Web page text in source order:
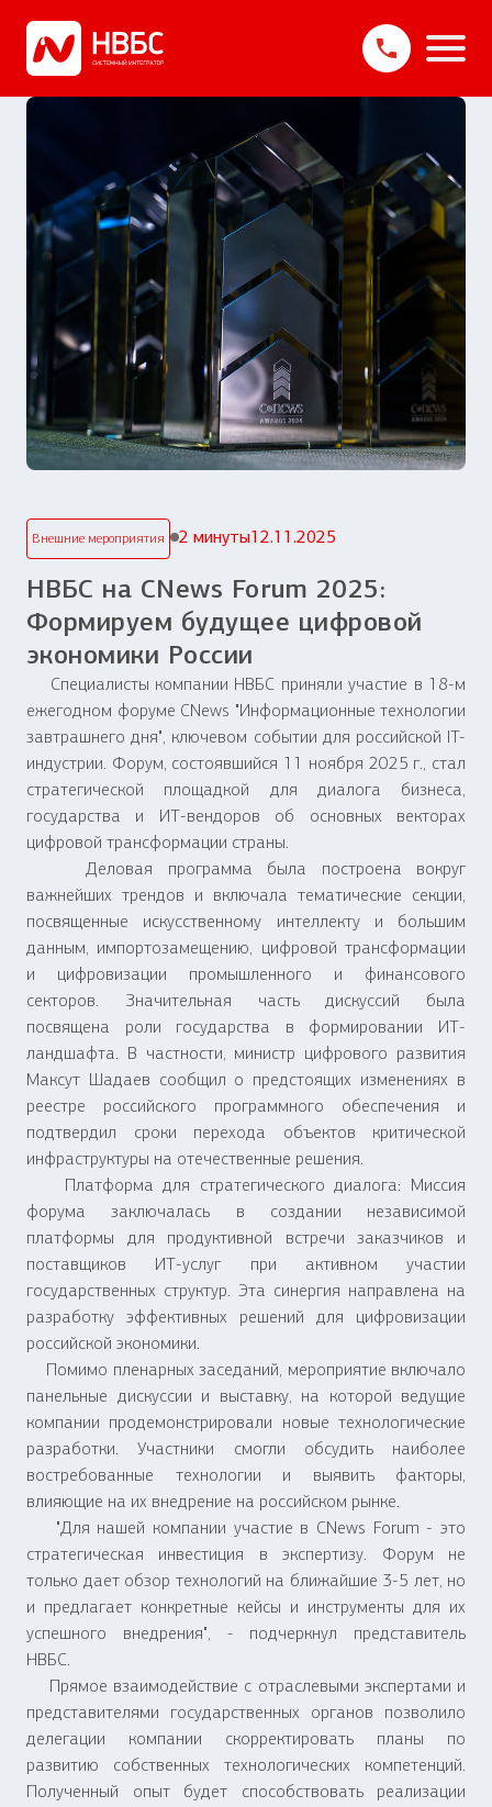
Внешние мероприятия 2 минуты12.11.2025
НВБС на CNews Forum 2025:
Формируем будущее цифровой
экономики России
Специалисты компании НВБС приняли участие в 18-м
ежегодном форуме CNews "Информационные технологии
завтрашнего дня", ключевом событии для российской IT-
индустрии. Форум, состоявшийся 11 ноября 2025 г., стал
стратегической площадкой для диалога бизнеса,
государства и ИТ-вендоров об основных векторах
цифровой трансформации страны.
Деловая программа была построена вокруг
важнейших трендов и включала тематические секции,
посвященные искусственному интеллекту и большим
данным, импортозамещению, цифровой трансформации
и цифровизации промышленного и финансового
секторов. Значительная часть дискуссий была
посвящена роли государства в формировании ИТ-
ландшафта. В частности, министр цифрового развития
Максут Шадаев сообщил о предстоящих изменениях в
реестре российского программного обеспечения и
подтвердил сроки перехода объектов критической
инфраструктуры на отечественные решения.
Платформа для стратегического диалога: Миссия
форума заключалась в создании независимой
платформы для продуктивной встречи заказчиков и
поставщиков ИТ-услуг при активном участии
государственных структур. Эта синергия направлена на
разработку эффективных решений для цифровизации
российской экономики.
Помимо пленарных заседаний, мероприятие включало
панельные дискуссии и выставку, на которой ведущие
компании продемонстрировали новые технологические
разработки. Участники смогли обсудить наиболее
востребованные технологии и выявить факторы,
влияющие на их внедрение на российском рынке.
"Для нашей компании участие в CNews Forum - это
стратегическая инвестиция в экспертизу. Форум не
только дает обзор технологий на ближайшие 3-5 лет, но
и предлагает конкретные кейсы и инструменты для их
успешного внедрения", - подчеркнул представитель
НВБС.
Прямое взаимодействие с отраслевыми экспертами и
представителями государственных органов позволило
делегации компании скорректировать планы по
развитию собственных технологических компетенций.
Полученный опыт будет способствовать реализации